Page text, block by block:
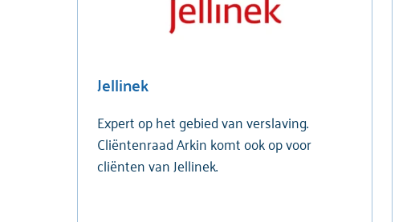
Jellinek
Expert op het gebied van verslaving.
Cliëntenraad Arkin komt ook op voor
cliënten van Jellinek.